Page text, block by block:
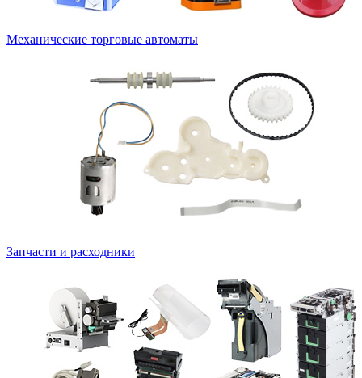
Механические торговые автоматы
Запчасти и расходники